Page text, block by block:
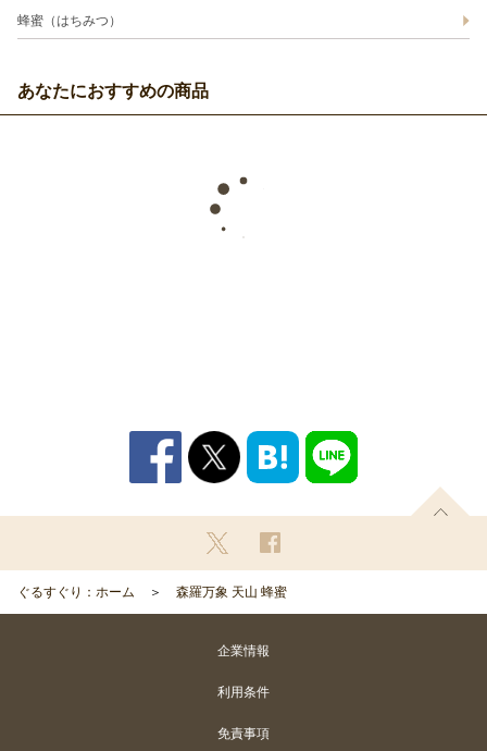
蜂蜜（はちみつ）
あなたにおすすめの商品
ぐるすぐり：ホーム 森羅万象 天山 蜂蜜
企業情報
利用条件
免責事項